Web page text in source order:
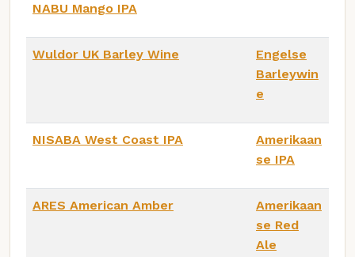
NABU Mango IPA
Wuldor UK Barley Wine
Engelse
Barleywin
e
NISABA West Coast IPA
Amerikaan
se IPA
ARES American Amber
Amerikaan
se Red
Ale